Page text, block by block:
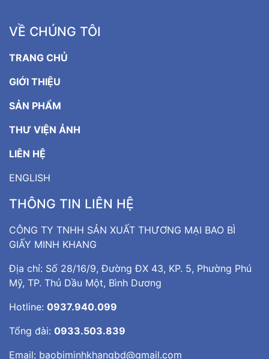
VỀ CHÚNG TÔI
TRANG CHỦ
GIỚI THIỆU
SẢN PHẨM
THƯ VIỆN ẢNH
LIÊN HỆ
ENGLISH
THÔNG TIN LIÊN HỆ
CÔNG TY TNHH SẢN XUẤT THƯƠNG MẠI BAO BÌ
GIẤY MINH KHANG
Địa chỉ: Số 28/16/9, Đường ĐX 43, KP. 5, Phường Phú
Mỹ, TP. Thủ Dầu Một, Bình Dương
Hotline: 0937.940.099
Tổng đài: 0933.503.839
Email: baobiminhkhangbd@gmail.com